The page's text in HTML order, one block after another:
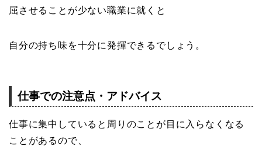
屈させることが少ない職業に就くと
自分の持ち味を十分に発揮できるでしょう。
仕事での注意点・アドバイス
仕事に集中していると周りのことが目に入らなくなる
ことがあるので、